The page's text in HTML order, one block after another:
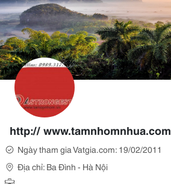
http:// www.tamnhomnhua.com
Ngày tham gia Vatgia.com: 19/02/2011
Địa chỉ: Ba Đình - Hà Nội